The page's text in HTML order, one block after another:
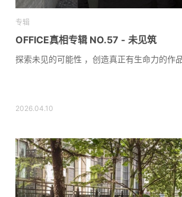
专辑
OFFICE真相专辑 NO.57 - 未见筑
探索未见的可能性 ，创造真正有生命力的作品
2026.04.10